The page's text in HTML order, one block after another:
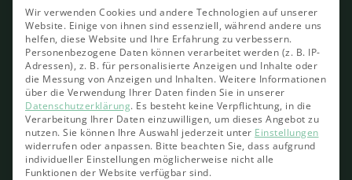
Wir verwenden Cookies und andere Technologien auf unserer
Website. Einige von ihnen sind essenziell, während andere uns
helfen, diese Website und Ihre Erfahrung zu verbessern.
Personenbezogene Daten können verarbeitet werden (z. B. IP-
Adressen), z. B. für personalisierte Anzeigen und Inhalte oder
die Messung von Anzeigen und Inhalten. Weitere Informationen
über die Verwendung Ihrer Daten finden Sie in unserer
Datenschutzerklärung. Es besteht keine Verpflichtung, in die
Verarbeitung Ihrer Daten einzuwilligen, um dieses Angebot zu
nutzen. Sie können Ihre Auswahl jederzeit unter Einstellungen
widerrufen oder anpassen. Bitte beachten Sie, dass aufgrund
individueller Einstellungen möglicherweise nicht alle
Funktionen der Website verfügbar sind.